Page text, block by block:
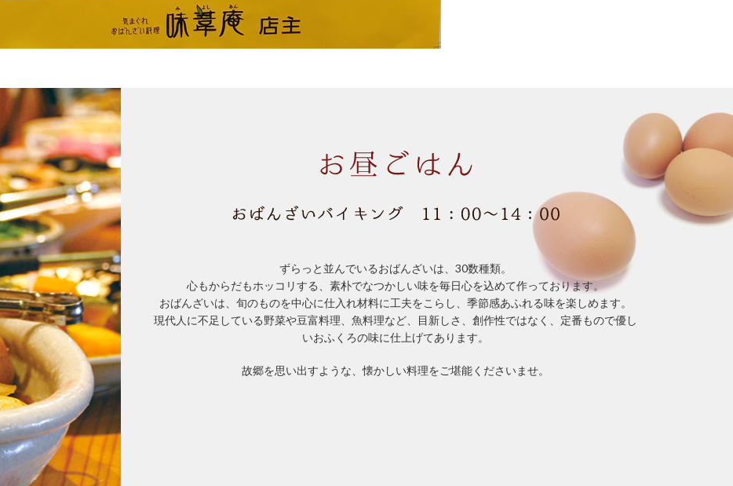
お昼ごはん お
ずらっと並んでいるおばんざいは、30数種類。
心もからだもホッコリする、素朴でなつかしい味を毎日心を込めて作っております。
おばんざいは、旬のものを中心に仕入れ材料に工夫をこらし、季節感あふれる味を楽しめます。
現代人に不足している野菜や豆富料理、魚料理など、目新しさ、創作性ではなく、定番もので優し
いおふくろの味に仕上げてあります。
故郷を思い出すような、懐かしい料理をご堪能くださいませ。